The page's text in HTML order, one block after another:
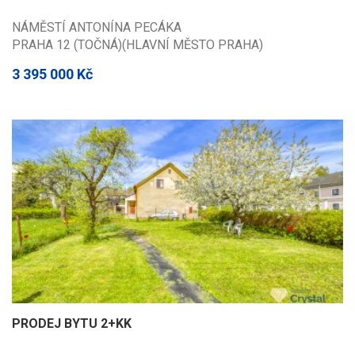
NÁMĚSTÍ ANTONÍNA PECÁKA
PRAHA 12 (TOČNÁ)(HLAVNÍ MĚSTO PRAHA)
3 395 000 Kč
PRODEJ BYTU 2+KK